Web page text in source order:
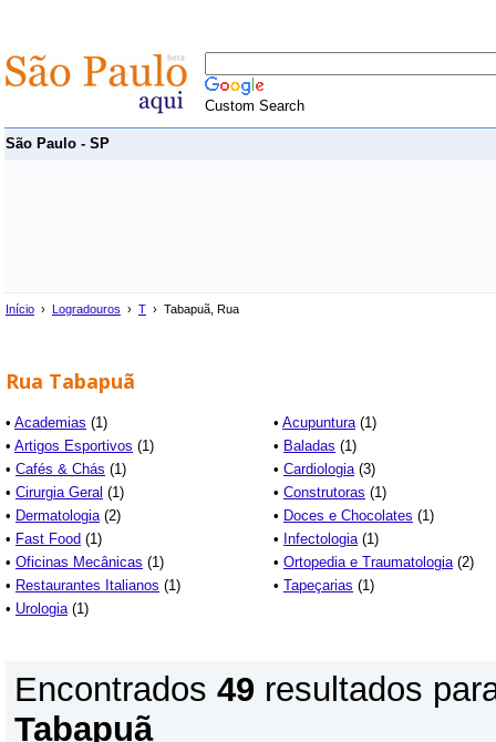
Custom Search
São Paulo - SP
Início › Logradouros › T › Tabapuã, Rua
Rua Tabapuã
• Academias (1) • Acupuntura(1)
• Artigos Esportivos (1) • Baladas (1)
• Cafés & Chás (1) • Cardiologia(3)
• Cirurgia Geral (1) • Construtoras (1)
• Dermatologia(2) • Doces e Chocolates (1)
• Fast Food (1) • Infectologia(1)
• Oficinas Mecânicas (1) • Ortopedia e Traumatologia(2)
• Restaurantes Italianos (1) • Tapeçarias (1)
• Urologia(1)
Encontrados 49 resultados
Tabapuã